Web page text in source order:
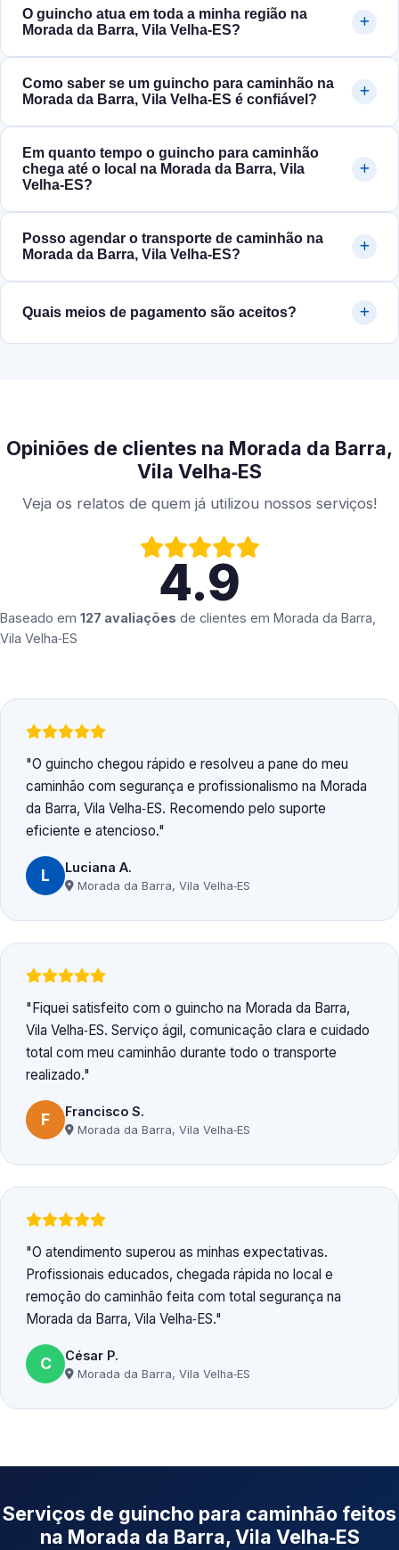
O guincho atua em toda a minha região na
Morada da Barra, Vila Velha‑ES?
Como saber se um guincho para caminhão na
Morada da Barra, Vila Velha‑ES é confiável?
Em quanto tempo o guincho para caminhão
chega até o local na Morada da Barra, Vila
Velha‑ES?
Posso agendar o transporte de caminhão na
Morada da Barra, Vila Velha‑ES?
Quais meios de pagamento são aceitos?
Opiniões de clientes na Morada da Barra,
Vila Velha‑ES
Veja os relatos de quem já utilizou nossos serviços!
4.9
Baseado em 127 avaliações de clientes em Morada da Barra,
Vila Velha‑ES
O guincho chegou rápido e resolveu a pane do meu
caminhão com segurança e profissionalismo na Morada
da Barra, Vila Velha‑ES. Recomendo pelo suporte
eficiente e atencioso.
L Luciana A.
Morada da Barra, Vila Velha‑ES
Fiquei satisfeito com o guincho na Morada da Barra,
Vila Velha‑ES. Serviço ágil, comunicação clara e cuidado
total com meu caminhão durante todo o transporte
realizado.
F Francisco S.
Morada da Barra, Vila Velha‑ES
O atendimento superou as minhas expectativas.
Profissionais educados, chegada rápida no local e
remoção do caminhão feita com total segurança na
Morada da Barra, Vila Velha‑ES.
C César P.
Morada da Barra, Vila Velha‑ES
Serviços de guincho para caminhão feitos
na Morada da Barra, Vila Velha‑ES